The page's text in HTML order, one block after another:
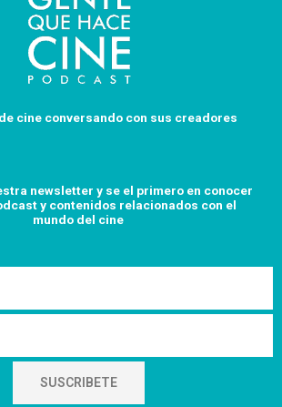
cine conversando con sus creadores
newsletter y se el primero en conocer
y contenidos relacionados con el
mundo del cine
SUSCRIBETE